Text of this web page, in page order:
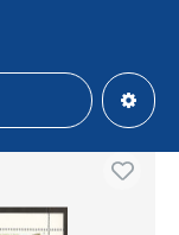
Particulier